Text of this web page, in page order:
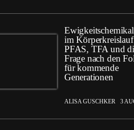
im
PFAS, TFA und
Frage nach den
für kommende
Generationen
ALISA GUSCHKER 3